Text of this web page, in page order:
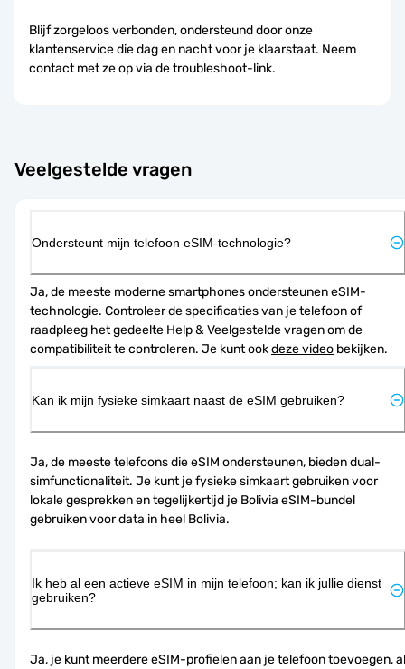
Blijf zorgeloos verbonden, ondersteund door onze
klantenservice die dag en nacht voor je klaarstaat. Neem
contact met ze op via de troubleshoot-link.
Veelgestelde vragen
Ondersteunt mijn telefoon eSIM-technologie?
Ja, de meeste moderne smartphones ondersteunen eSIM-
technologie. Controleer de specificaties van je telefoon of
raadpleeg het gedeelte Help & Veelgestelde vragen om de
compatibiliteit te controleren. Je kunt ook deze video bekijken.
Kan ik mijn fysieke simkaart naast de eSIM gebruiken?
Ja, de meeste telefoons die eSIM ondersteunen, bieden dual-
simfunctionaliteit. Je kunt je fysieke simkaart gebruiken voor
lokale gesprekken en tegelijkertijd je Bolivia eSIM-bundel
gebruiken voor data in heel Bolivia.
Ik heb al een actieve eSIM in mijn telefoon; kan ik jullie dienst
gebruiken?
Ja, je kunt meerdere eSIM-profielen aan je telefoon toevoegen, al